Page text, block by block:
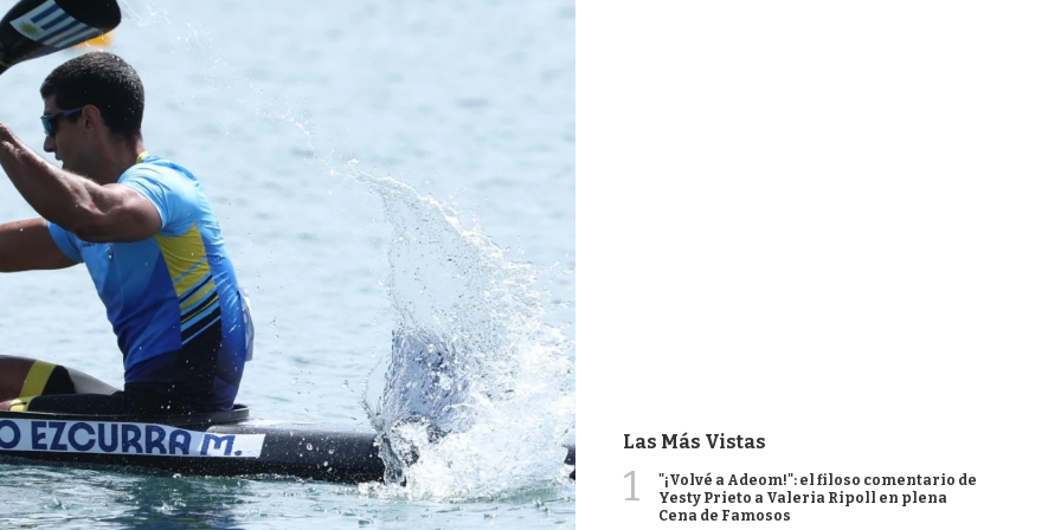
Las Más Vistas
1
"¡Volvé a Adeom!": el filoso comentario de
Yesty Prieto a Valeria Ripoll en plena
Cena de Famosos